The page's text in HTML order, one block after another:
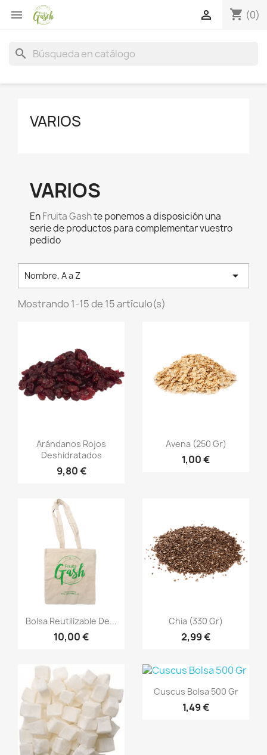
 shopping_cart (0)

search
VARIOS
VARIOS
EnFruita Gashte ponemos a disposición una
serie de productos para complementar vuestro
pedido
Nombre, A a Z 
Mostrando 1-15 de 15 artículo(s)
Vista rápida
Arándanos Rojos
Deshidratados
9,80 €
Vista rápida
Avena (250 Gr)
1,00 €
Vista rápida
Bolsa Reutilizable De...
10,00 €
Vista rápida
Chia (330 Gr)
2,99 €
Vista rápida
Cuscus Bolsa 500 Gr
1,49 €